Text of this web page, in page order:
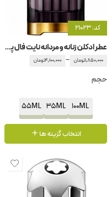
کد: 21023
عطر ادکلن زنانه و مردانه نایت فال پچولی کارولینا هررا
1,850,000تومان –
4,100,000تومان
حجم
100ML
35ML
55ML
انتخاب گزینه ها